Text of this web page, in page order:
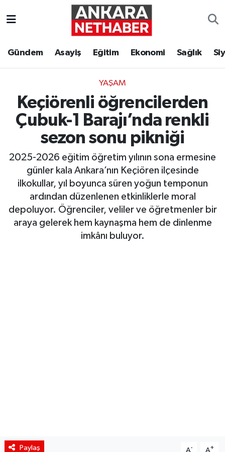
Gündem Asayiş Eğitim Ekonomi Sağlık
YAŞAM
Keçiörenli öğrencilerden
Çubuk-1 Barajı’nda renkli
sezon sonu pikniği
2025-2026 eğitim öğretim yılının sona ermesine
günler kala Ankara’nın Keçiören ilçesinde
ilkokullar, yıl boyunca süren yoğun temponun
ardından düzenlenen etkinliklerle moral
depoluyor. Öğrenciler, veliler ve öğretmenler bir
araya gelerek hem kaynaşma hem de dinlenme
imkânı buluyor.
Paylaş A- A+
Ekonomi
Gündem
Kim Kimdir Nereli
Resmi İlanlar
Sağlık
Ankara Hava Durumu
Süper Lig Puan Durumu ve Fikstür
Tüm Manşetler
Son Dakika Haberleri
Haber Arşivi